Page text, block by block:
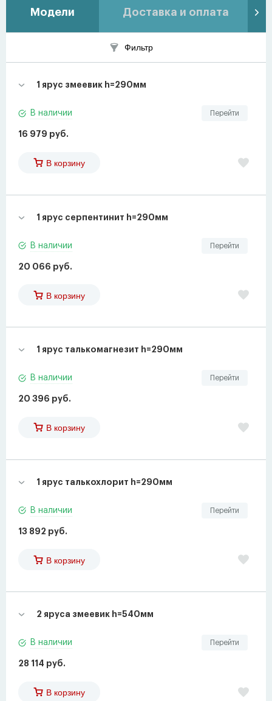
Модели Доставка и оплата
Фильтр
1 ярус змеевик h=290мм
Перейти
В наличии
16 979 руб.
В корзину
1 ярус серпентинит h=290мм
Перейти
В наличии
20 066 руб.
В корзину
1 ярус талькомагнезит h=290мм
Перейти
В наличии
20 396 руб.
В корзину
1 ярус талькохлорит h=290мм
Перейти
В наличии
13 892 руб.
В корзину
2 яруса змеевик h=540мм
Перейти
В наличии
28 114 руб.
В корзину